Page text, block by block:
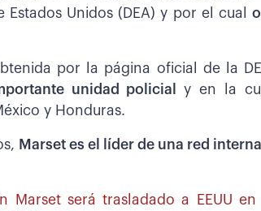
Estados Unidos (DEA) y por el cual
por la página oficial de la
unidad policialy en la
y Honduras.
Marset es el líder de una red
Marset será trasladado a EEUU